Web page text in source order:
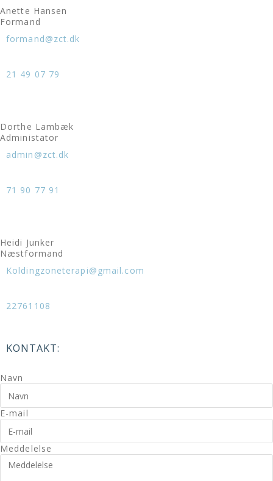
Anette Hansen
Formand
formand@zct.dk
21 49 07 79
Dorthe Lambæk
Administator
admin@zct.dk
71 90 77 91
Heidi Junker
Næstformand
Koldingzoneterapi@gmail.com
22761108
KONTAKT:
Navn
E-mail
Meddelelse